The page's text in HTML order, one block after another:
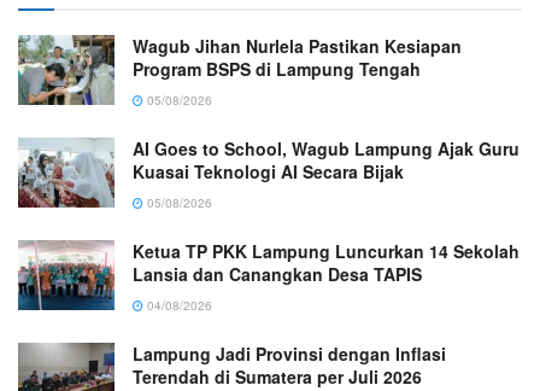
Wagub Jihan Nurlela Pastikan Kesiapan
Program BSPS di Lampung Tengah
05/08/2026
AI Goes to School, Wagub Lampung Ajak Guru
Kuasai Teknologi AI Secara Bijak
05/08/2026
Ketua TP PKK Lampung Luncurkan 14 Sekolah
Lansia dan Canangkan Desa TAPIS
04/08/2026
Lampung Jadi Provinsi dengan Inflasi
Terendah di Sumatera per Juli 2026